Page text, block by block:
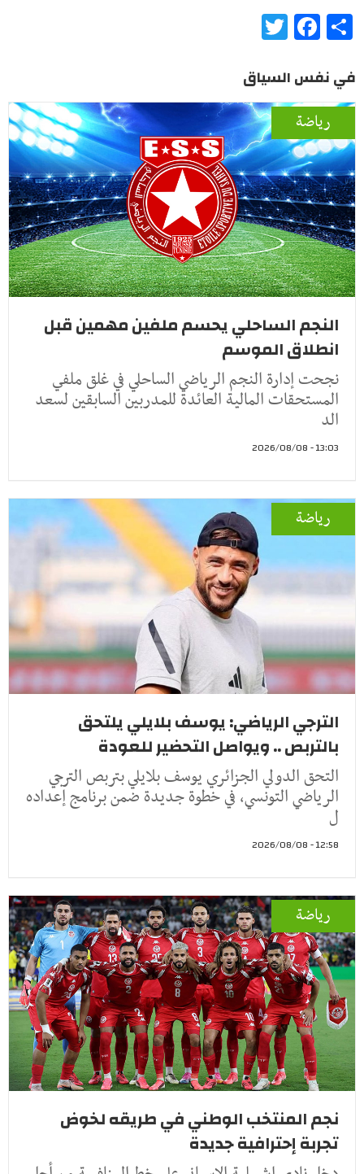
Share
Facebook
في نفس السياق
رياضة
النجم الساحلي يحسم ملفين مهمين قبل
انطلاق الموسم
نجحت إدارة النجم الرياضي الساحلي في غلق ملفي
المستحقات المالية العائدة للمدربين السابقين لسعد
الد
13:03 - 2026/08/08
رياضة
الترجي الرياضي: يوسف بلايلي يلتحق
بالتربص .. ويواصل التحضير للعودة
التحق الدولي الجزائري يوسف بلايلي بتربص الترجي
الرياضي التونسي، في خطوة جديدة ضمن برنامج إعداده
ل
12:58 - 2026/08/08
رياضة
نجم المنتخب الوطني في طريقه لخوض
تجربة إحترافية جديدة